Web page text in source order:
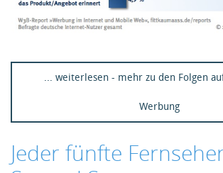
... weiterlesen - mehr zu den Folgen
Werbung
Jeder fünfte